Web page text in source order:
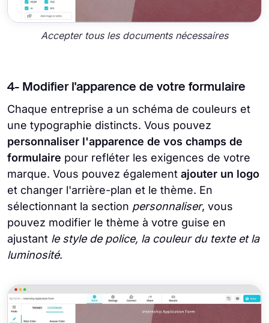
Accepter tous les documents nécessaires
4- Modifier l'apparence de votre formulaire
Chaque entreprise a un schéma de couleurs et
une typographie distincts. Vous pouvez
personnaliser l'apparence de vos champs de
formulaire pour refléter les exigences de votre
marque. Vous pouvez également ajouter un logo
et changer l'arrière-plan et le thème. En
sélectionnant la section personnaliser, vous
pouvez modifier le thème à votre guise en
ajustant le style de police, la couleur du texte et la
luminosité.